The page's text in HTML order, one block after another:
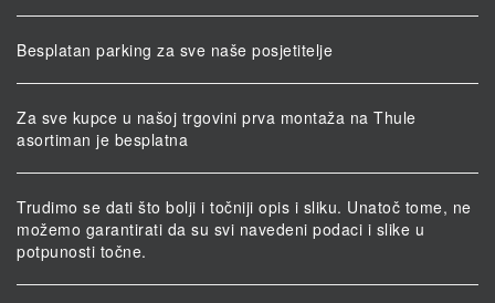
Besplatan parking za sve naše posjetitelje
Za sve kupce u našoj trgovini prva montaža na Thule
asortiman je besplatna
Trudimo se dati što bolji i točniji opis i sliku. Unatoč tome, ne
možemo garantirati da su svi navedeni podaci i slike u
potpunosti točne.